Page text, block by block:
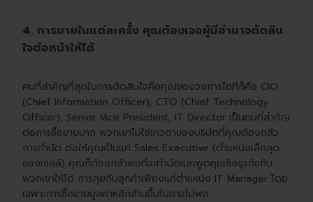
4. การขายในแต่ละครั้ง คุณต้องเจอผู้มีอำนาจตัดสิน
ใจต่อหน้าให้ได้
คนที่สำคัญที่สุดในการตัดสินใจคือคุณของวงการไอทีก็คือ CIO
(Chief Information Officer), CTO (Chief Technology
Officer), Senior Vice President, IT Director เป็นคนที่สำคัญ
ต่อการซื้อขายมาก พวกเขาไม่ใช่เทวดาของบริษัทที่คุณต้องกลัว
การทำนัด ต่อให้คุณเป็นแค่ Sales Executive (ตำแหน่งเล็กสุด
ของเซลล์) คุณก็ต้องกล้าพอที่จะทำนัดและพูดคุยเชิงธุรกิจกับ
พวกเขาให้ได้ การคุยกับลูกค้าเพียงแค่ตำแหน่ง IT Manager โดย
เฉพาะการซื้อขายมูลค่าหลักล้านขึ้นไปอาจไม่พอ